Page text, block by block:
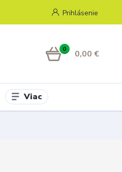
Prihlásenie
0 0,00 €
Viac